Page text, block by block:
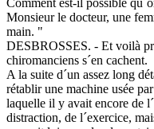
Monsieur le docteur, une
main. "
DESBROSSES. - Et voilà
chiromanciens s´en cachent.
A la suite d´un assez long
rétablir une machine usée
laquelle il y avait encore de
distraction, de l´exercice,